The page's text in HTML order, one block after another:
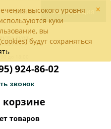
×
высокого уровня
куки
вы
будут сохраняться
Войти Регистрация
до 18:00
924-86-02
звонок
корзине
товаров